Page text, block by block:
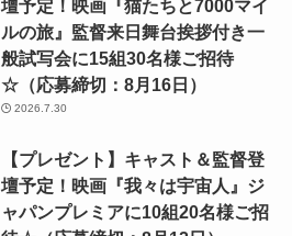
壇予定！映画『猫たちと7000マイ
ルの旅』監督来日舞台挨拶付き一
般試写会に15組30名様ご招待
☆（応募締切：8月16日）
2026.7.30
【プレゼント】キャスト＆監督登
壇予定！映画『我々は宇宙人』ジ
ャパンプレミアに10組20名様ご招